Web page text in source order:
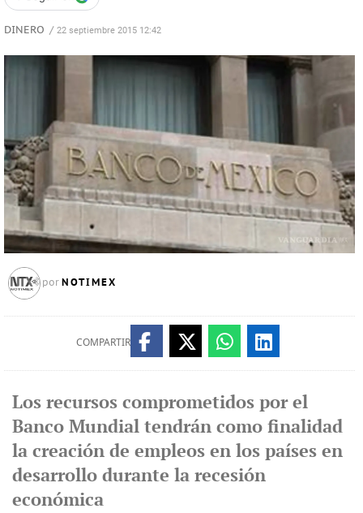
DINERO / 22 septiembre 2015 12:42
por NOTIMEX
COMPARTIR
Los recursos comprometidos por el
Banco Mundial tendrán como finalidad
la creación de empleos en los países en
desarrollo durante la recesión
económica